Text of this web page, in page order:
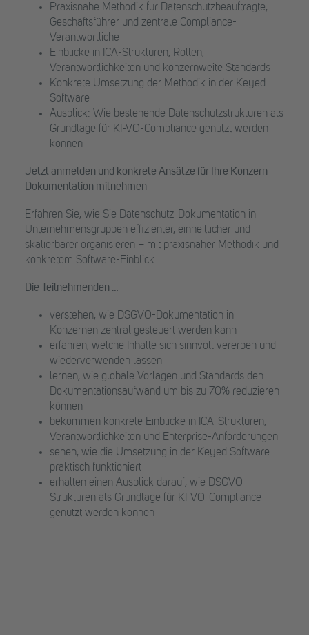
Praxisnahe Methodik für Datenschutzbeauftragte,
Geschäftsführer und zentrale Compliance-
Verantwortliche
Einblicke in ICA-Strukturen, Rollen,
Verantwortlichkeiten und konzernweite Standards
Konkrete Umsetzung der Methodik in der Keyed
Software
Ausblick: Wie bestehende Datenschutzstrukturen als
Grundlage für KI-VO-Compliance genutzt werden
können
Jetzt anmelden und konkrete Ansätze für Ihre Konzern-
Dokumentation mitnehmen
Erfahren Sie, wie Sie Datenschutz-Dokumentation in
Unternehmensgruppen effizienter, einheitlicher und
skalierbarer organisieren – mit praxisnaher Methodik und
konkretem Software-Einblick.
Die Teilnehmenden …
verstehen, wie DSGVO-Dokumentation in
Konzernen zentral gesteuert werden kann
erfahren, welche Inhalte sich sinnvoll vererben und
wiederverwenden lassen
lernen, wie globale Vorlagen und Standards den
Dokumentationsaufwand um bis zu 70% reduzieren
können
bekommen konkrete Einblicke in ICA-Strukturen,
Verantwortlichkeiten und Enterprise-Anforderungen
sehen, wie die Umsetzung in der Keyed Software
praktisch funktioniert
erhalten einen Ausblick darauf, wie DSGVO-
Strukturen als Grundlage für KI-VO-Compliance
genutzt werden können